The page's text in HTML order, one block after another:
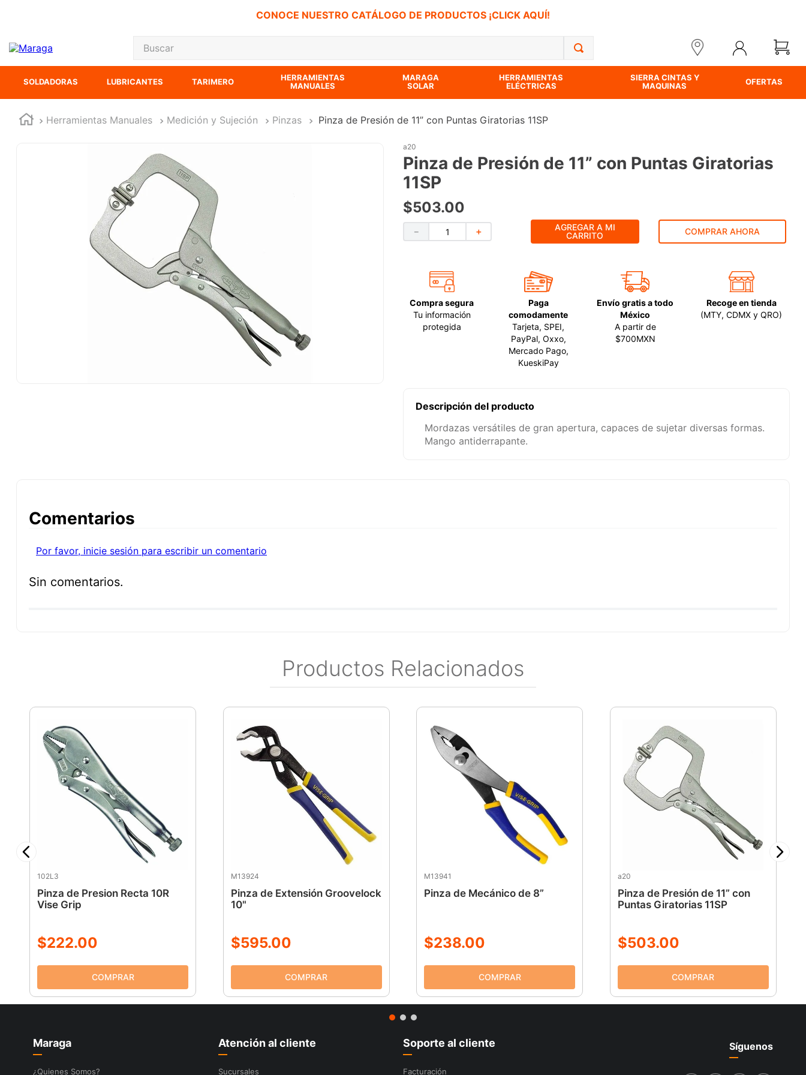
CONOCE NUESTRO CATÁLOGO DE PRODUCTOS ¡CLICK AQUÍ!
Buscar
SOLDADORAS LUBRICANTES TARIMERO
HERRAMIENTAS
MANUALES
MARAGA
SOLAR
HERRAMIENTAS
ELÉCTRICAS
SIERRA CINTAS Y
MAQUINAS
OFERTAS
Herramientas Manuales Medición y Sujeción Pinzas Pinza de Presión de 11” con Puntas Giratorias 11SP
a20
Pinza de Presión de 11” con Puntas Giratorias
11SP
$503.00
＋
－
AGREGAR A MI
CARRITO
COMPRAR AHORA
Compra segura
Tu información
protegida
Paga
comodamente
Tarjeta, SPEI,
PayPal, Oxxo,
Mercado Pago,
KueskiPay
Envío gratis a todo
México
A partir de
$700MXN
Recoge en tienda
(MTY, CDMX y QRO)
Descripción del producto
Mordazas versátiles de gran apertura, capaces de sujetar diversas formas.
Mango antiderrapante.
Comentarios
Por favor, inicie sesión para escribir un comentario
Sin comentarios.
Productos Relacionados
102L3
Pinza de Presion Recta 10R
Vise Grip
$222.00
M13924
Pinza de Extensión Groovelock
10"
$595.00
M13941
Pinza de Mecánico de 8”
$238.00
a20
Pinza de Presión de 11” con
Puntas Giratorias 11SP
$503.00
Maraga
¿Quienes Somos?
Atención al cliente
Sucursales
Soporte al cliente
Facturación
Síguenos
TÉRMINOS MÁS BUSCADOS
6.
7.
8.
9.
ke500
10. -cut